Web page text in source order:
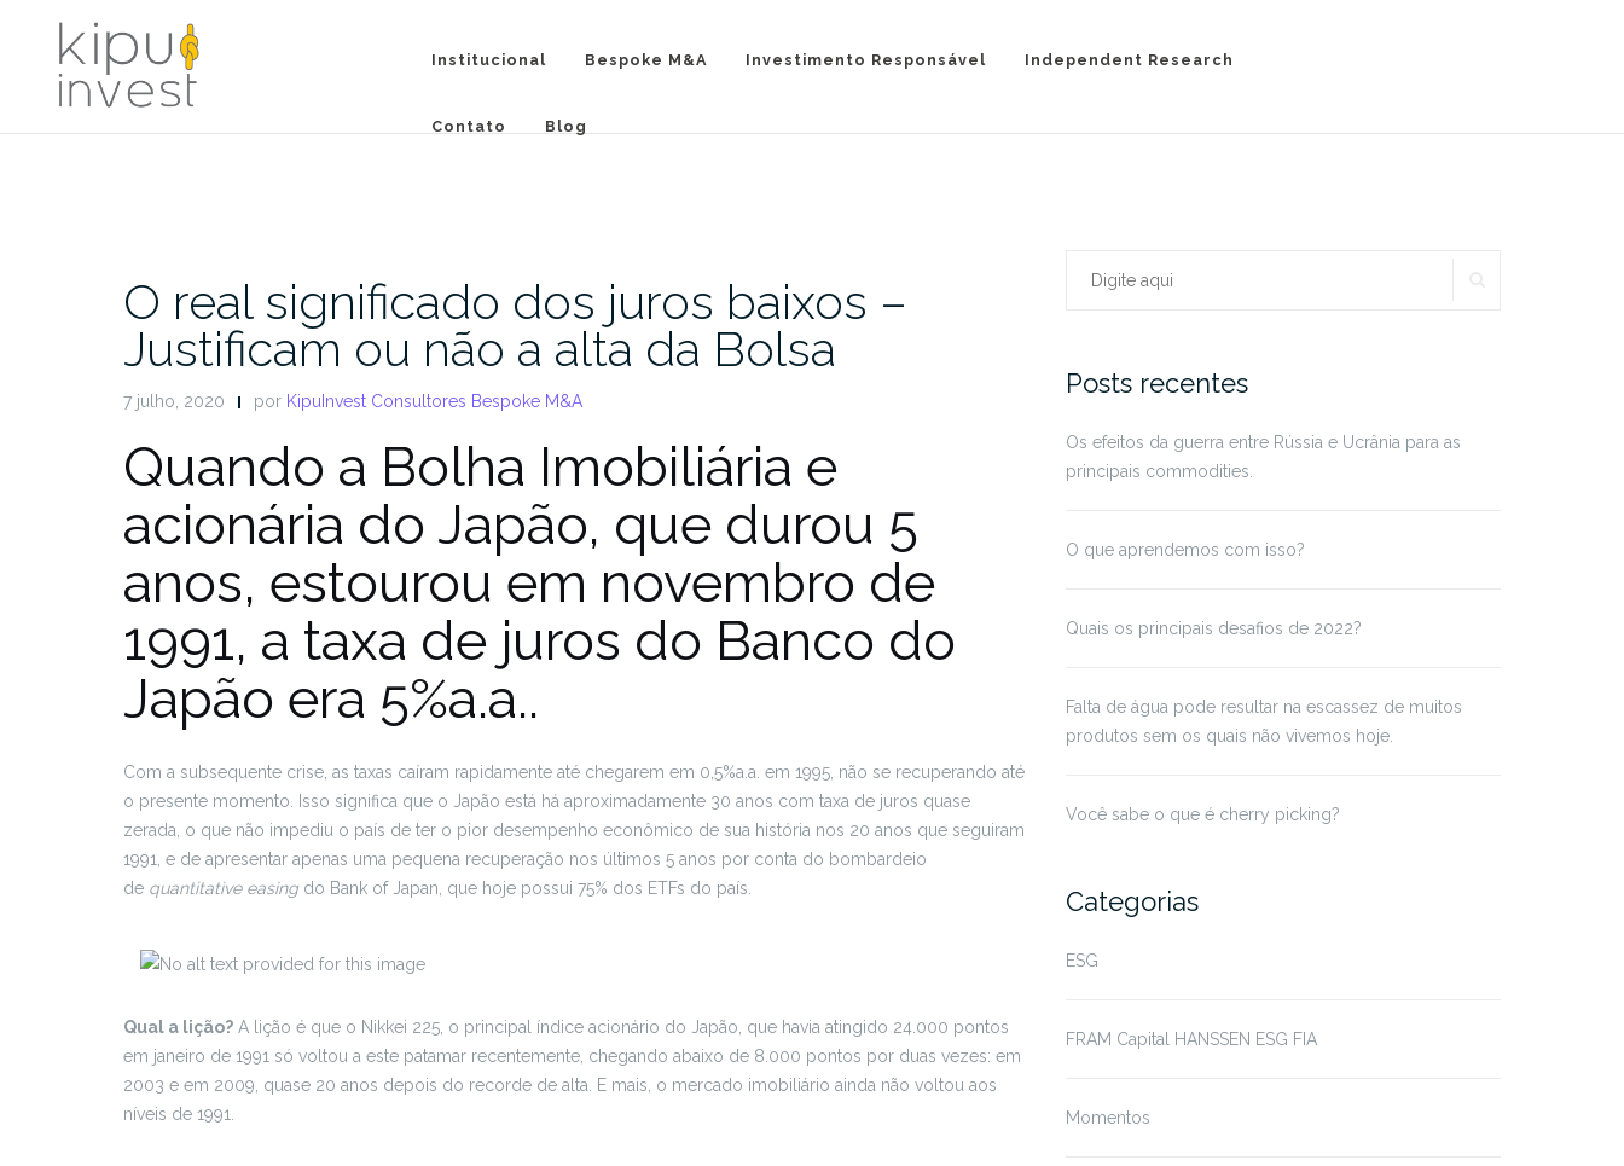
conteúdo
Institucional Bespoke M&A Investimento Responsável Independent Research
Contato Blog
O real significado dos juros baixos –
Justificam ou não a alta da Bolsa
7 julho, 2020 por KipuInvest Consultores Bespoke M&A
Quando a Bolha Imobiliária e
acionária do Japão, que durou 5
anos, estourou em novembro de
1991, a taxa de juros do Banco do
Japão era 5%a.a..
Com a subsequente crise, as taxas caíram rapidamente até chegarem em 0,5%a.a. em 1995, não se recuperando até
o presente momento. Isso significa que o Japão está há aproximadamente 30 anos com taxa de juros quase
zerada, o que não impediu o país de ter o pior desempenho econômico de sua história nos 20 anos que seguiram
1991, e de apresentar apenas uma pequena recuperação nos últimos 5 anos por conta do bombardeio
de quantitative easingdo Bank of Japan, que hoje possui 75% dos ETFs do país.
Qual a lição? A lição é que o Nikkei 225, o principal índice acionário do Japão, que havia atingido 24.000 pontos
em janeiro de 1991 só voltou a este patamar recentemente, chegando abaixo de 8.000 pontos por duas vezes: em
2003 e em 2009, quase 20 anos depois do recorde de alta. E mais, o mercado imobiliário ainda não voltou aos
níveis de 1991.
Procurar:
Posts recentes
Os efeitos da guerra entre Rússia e Ucrânia para as
principais commodities.
O que aprendemos com isso?
Quais os principais desafios de 2022?
Falta de água pode resultar na escassez de muitos
produtos sem os quais não vivemos hoje.
Você sabe o que é cherry picking?
Categorias
ESG
FRAM Capital HANSSEN ESG FIA
Momentos